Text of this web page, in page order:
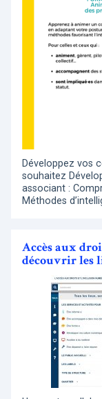
Développez vos
souhaitez
associant :
Méthodes
Accès aux
découvrir les